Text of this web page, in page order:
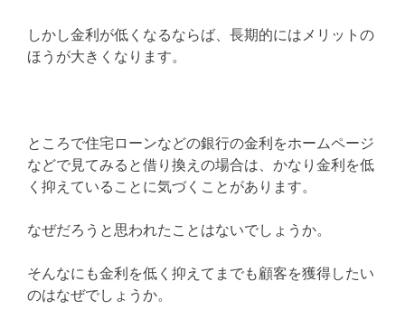
しかし金利が低くなるならば、長期的にはメリットの
ほうが大きくなります。
ところで住宅ローンなどの銀行の金利をホームページ
などで見てみると借り換えの場合は、かなり金利を低
く抑えていることに気づくことがあります。
なぜだろうと思われたことはないでしょうか。
そんなにも金利を低く抑えてまでも顧客を獲得したい
のはなぜでしょうか。